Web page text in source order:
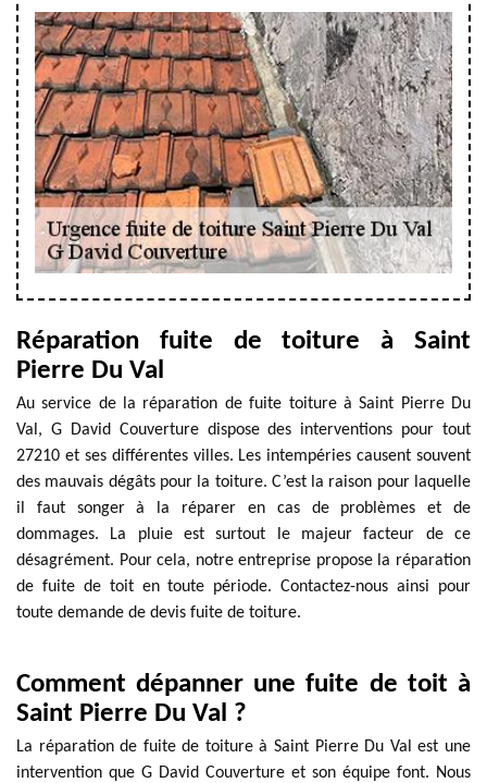
Réparation fuite de toiture à Saint
Pierre Du Val
Au service de la réparation de fuite toiture à Saint Pierre Du
Val, G David Couverture dispose des interventions pour tout
27210 et ses différentes villes. Les intempéries causent souvent
des mauvais dégâts pour la toiture. C’est la raison pour laquelle
il faut songer à la réparer en cas de problèmes et de
dommages. La pluie est surtout le majeur facteur de ce
désagrément. Pour cela, notre entreprise propose la réparation
de fuite de toit en toute période. Contactez-nous ainsi pour
toute demande de devis fuite de toiture.
Comment dépanner une fuite de toit à
Saint Pierre Du Val ?
La réparation de fuite de toiture à Saint Pierre Du Val est une
intervention que G David Couverture et son équipe font. Nous